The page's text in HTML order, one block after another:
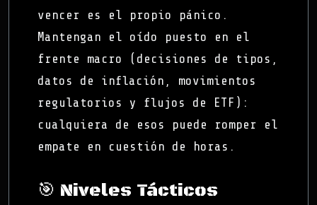
vencer es el propio pánico.
Mantengan el oído puesto en el
frente macro (decisiones de tipos,
datos de inflación, movimientos
regulatorios y flujos de ETF):
cualquiera de esos puede romper el
empate en cuestión de horas.
🎯 Niveles Tácticos